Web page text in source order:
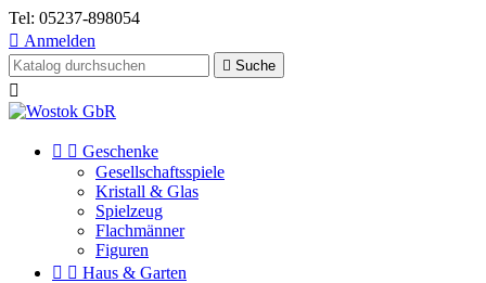
Tel: 05237-898054
 Anmelden
 Suche

  Geschenke
Gesellschaftsspiele
Kristall & Glas
Spielzeug
Flachmänner
Figuren
  Haus & Garten